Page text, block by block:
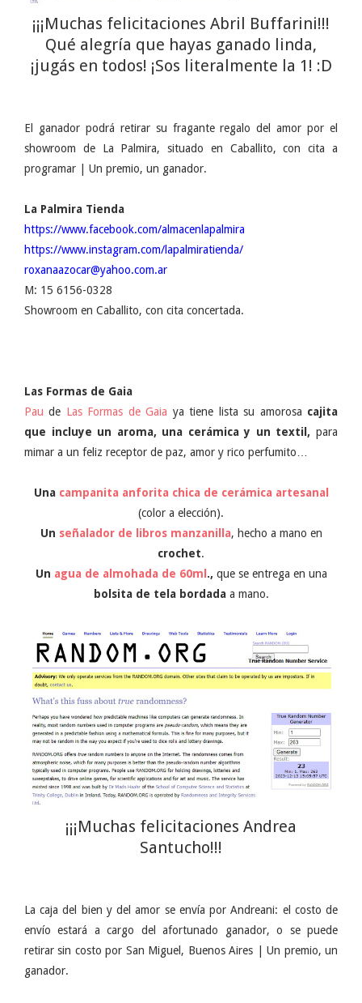
¡¡¡Muchas felicitaciones Abril Buffarini!!!
Qué alegría que hayas ganado linda,
¡jugás en todos! ¡Sos literalmente la 1! :D
El ganador podrá retirar su fragante regalo del amor por el
showroom de La Palmira, situado en Caballito, con cita a
programar | Un premio, un ganador.
La Palmira Tienda
https://www.facebook.com/almacenlapalmira
https://www.instagram.com/lapalmiratienda/
roxanaazocar@yahoo.com.ar
M: 15 6156-0328
Showroom en Caballito, con cita concertada.
Las Formas de Gaia
Pau de Las Formas de Gaia ya tiene lista su amorosa cajita
que incluye un aroma, una cerámica y un textil, para
mimar a un feliz receptor de paz, amor y rico perfumito…
Una campanita anforita chica de cerámica artesanal
(color a elección).
Un señalador de libros manzanilla, hecho a mano en
crochet.
Un agua de almohada de 60ml ., que se entrega en una
bolsita de tela bordadaa mano.
¡¡¡Muchas felicitaciones Andrea
Santucho!!!
La caja del bien y del amor se envía por Andreani: el costo de
envío estará a cargo del afortunado ganador, o se puede
retirar sin costo por San Miguel, Buenos Aires | Un premio, un
ganador.